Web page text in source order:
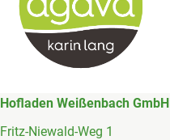
Hofladen Weißenbach GmbH
Fritz-Niewald-Weg 1